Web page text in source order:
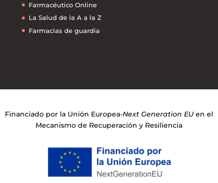
Farmacéutico Online
La Salud de la A a la Z
Farmacias de guardia
Financiado por la Unión Europea-Next Generation EU en el
Mecanismo de Recuperación y Resiliencia